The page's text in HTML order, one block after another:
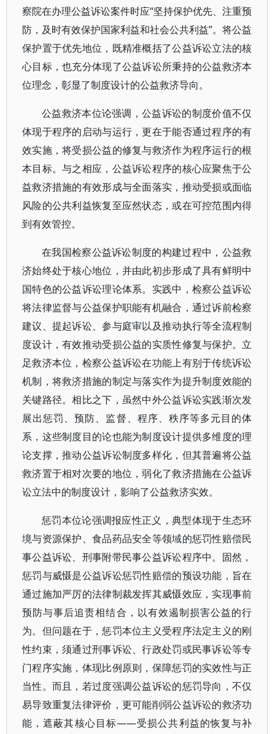
察院在办理公益诉讼案件时应“坚持保护优先、注重预
防，及时有效保护国家利益和社会公共利益”。将公益
保护置于优先地位，既精准概括了公益诉讼立法的核
心目标，也充分体现了公益诉讼所秉持的公益救济本
位理念，彰显了制度设计的公益救济导向。
公益救济本位论强调，公益诉讼的制度价值不仅
体现于程序的启动与运行，更在于能否通过程序的有
效实施，将受损公益的修复与救济作为程序运行的根
本目标。与之相应，公益诉讼程序的核心应聚焦于公
益救济措施的有效形成与全面落实，推动受损或面临
风险的公共利益恢复至应然状态，或在可控范围内得
到有效管控。
在我国检察公益诉讼制度的构建过程中，公益救
济始终处于核心地位，并由此初步形成了具有鲜明中
国特色的公益诉讼理论体系。实践中，检察公益诉讼
将法律监督与公益保护职能有机融合，通过诉前检察
建议、提起诉讼、参与庭审以及推动执行等全流程制
度设计，有效推动受损公益的实质性修复与保护。立
足救济本位，检察公益诉讼在功能上有别于传统诉讼
机制，将救济措施的制定与落实作为提升制度效能的
关键路径。相比之下，虽然中外公益诉讼实践渐次发
展出惩罚、预防、监督、程序、秩序等多元目的体
系，这些制度目的论也能为制度设计提供多维度的理
论支撑，推动公益诉讼制度多样化，但其普遍将公益
救济置于相对次要的地位，弱化了救济措施在公益诉
讼立法中的制度设计，影响了公益救济实效。
惩罚本位论强调报应性正义，典型体现于生态环
境与资源保护、食品药品安全等领域的惩罚性赔偿民
事公益诉讼、刑事附带民事公益诉讼程序中。固然，
惩罚与威慑是公益诉讼惩罚性赔偿的预设功能，旨在
通过施加严厉的法律制裁发挥其威慑效应，实现事前
预防与事后追责相结合，以有效遏制损害公益的行
为。但问题在于，惩罚本位主义受程序法定主义的刚
性约束，须通过刑事诉讼、行政处罚或民事诉讼等专
门程序实施，体现比例原则，保障惩罚的实效性与正
当性。而且，若过度强调公益诉讼的惩罚导向，不仅
易导致重复法律评价，更可能削弱公益诉讼的救济功
能，遮蔽其核心目标——受损公共利益的恢复与补